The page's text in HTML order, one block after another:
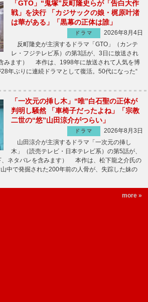
「GTO」“鬼塚”反町隆史らが「告白大作
戦」を決行 「カジサックの娘・梶原叶渚
は華がある」「黒幕の正体は誰」
ドラマ
2026年8月4日
反町隆史が主演するドラマ「GTO」（カンテ
レ・フジテレビ系）の第3話が、3日に放送され
みます） 本作は、1998年に放送されて人気を博
年ぶりに連続ドラマとして復活。50代になった“
「一次元の挿し木」“唯”白石聖の正体が
判明し騒然 「車椅子だったよね」「宗教
二世の“悠”山田涼介がつらい」
ドラマ
2026年8月3日
山田涼介が主演するドラマ「一次元の挿し
木」（読売テレビ・日本テレビ系）の第5話が、
、ネタバレを含みます） 本作は、松下龍之介氏の
中で発掘された200年前の人骨が、失踪した妹の
more »